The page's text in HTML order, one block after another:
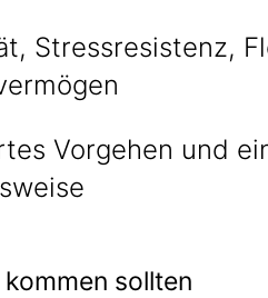
Stressresistenz,
Vorgehen und
sollten